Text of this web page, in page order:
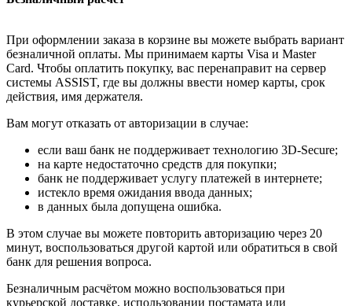
При оформлении заказа в корзине вы можете выбрать вариант
безналичной оплаты. Мы принимаем карты Visa и Master
Card. Чтобы оплатить покупку, вас перенаправит на сервер
системы ASSIST, где вы должны ввести номер карты, срок
действия, имя держателя.
Вам могут отказать от авторизации в случае:
если ваш банк не поддерживает технологию 3D-Secure;
на карте недостаточно средств для покупки;
банк не поддерживает услугу платежей в интернете;
истекло время ожидания ввода данных;
в данных была допущена ошибка.
В этом случае вы можете повторить авторизацию через 20
минут, воспользоваться другой картой или обратиться в свой
банк для решения вопроса.
Безналичным расчётом можно воспользоваться при
курьерской доставке, использовании постамата или